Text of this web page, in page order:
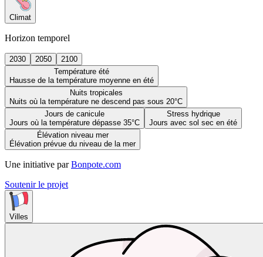
Climat
Horizon temporel
2030 2050
2100
Température été
Hausse de la température moyenne en été
Nuits tropicales
Nuits où la température ne descend pas sous 20°C
Jours de canicule
Jours où la température dépasse 35°C
Stress hydrique
Jours avec sol sec en été
Élévation niveau mer
Élévation prévue du niveau de la mer
Une initiative par Bonpote.com
Soutenir le projet
Villes